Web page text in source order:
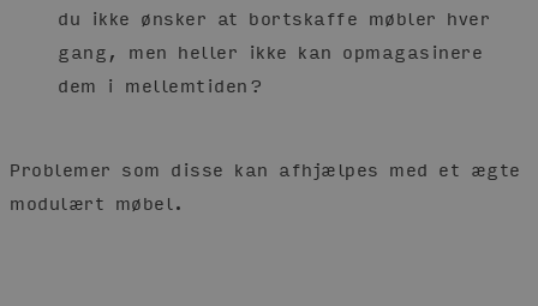
du ikke ønsker at bortskaffe møbler hver
gang, men heller ikke kan opmagasinere
dem i mellemtiden?
Problemer som disse kan afhjælpes med et ægte
modulært møbel.